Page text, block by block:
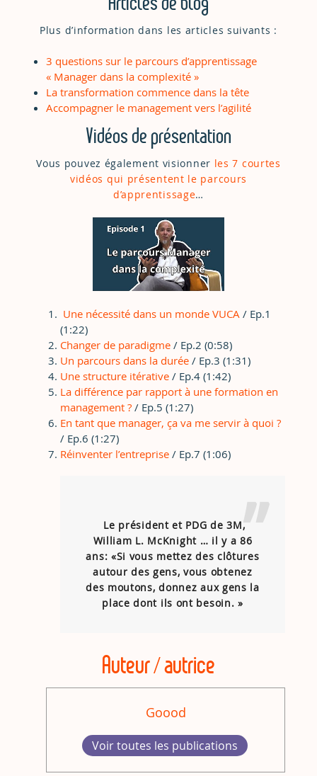
Plus d’information dans les articles suivants :
3 questions sur le parcours d’apprentissage
« Manager dans la complexité »
La transformation commence dans la tête
Accompagner le management vers l’agilité
Vidéos de présentation
Vous pouvez également visionner les 7 courtes
vidéos qui présentent le parcours
d’apprentissage…
Une nécessité dans un monde VUCA / Ep.1
(1:22)
Changer de paradigme / Ep.2 (0:58)
Un parcours dans la durée / Ep.3 (1:31)
Une structure itérative / Ep.4 (1:42)
La différence par rapport à une formation en
management ? / Ep.5 (1:27)
En tant que manager, ça va me servir à quoi ?
/ Ep.6 (1:27)
Réinventer l’entreprise / Ep.7 (1:06)
Le président et PDG de 3M,
William L. McKnight … il y a 86
ans: «Si vous mettez des clôtures
autour des gens, vous obtenez
des moutons, donnez aux gens la
place dont ils ont besoin. »
Auteur / autrice
Goood
Voir toutes les publications